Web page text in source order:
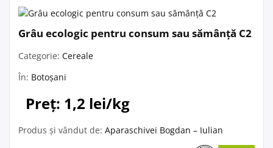
Grâu ecologic pentru consum sau sămânță C2
Categorie: Cereale
În: Botoșani
Preț: 1,2 lei/kg
Produs și vândut de: Aparaschivei Bogdan – Iulian